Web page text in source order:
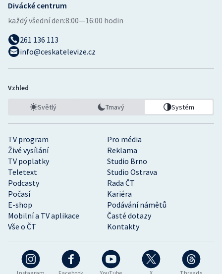
TV program
Pro média
Živé vysílání
Reklama
TV poplatky
Studio Brno
Teletext
Studio Ostrava
Podcasty
Rada ČT
Počasí
Kariéra
E-shop
Podávání námětů
Mobilní a TV aplikace
Časté dotazy
Vše o ČT
Kontakty
Divácké centrum
každý všední den:8:00—16:00 hodin
261 136 113
info@ceskatelevize.cz
Vzhled
Světlý Tmavý Systém